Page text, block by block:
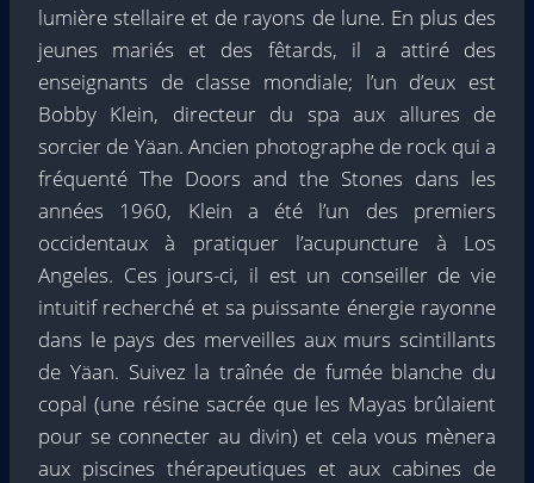
lumière stellaire et de rayons de lune. En plus des
jeunes mariés et des fêtards, il a attiré des
enseignants de classe mondiale; l’un d’eux est
Bobby Klein, directeur du spa aux allures de
sorcier de Yäan. Ancien photographe de rock qui a
fréquenté The Doors and the Stones dans les
années 1960, Klein a été l’un des premiers
occidentaux à pratiquer l’acupuncture à Los
Angeles. Ces jours-ci, il est un conseiller de vie
intuitif recherché et sa puissante énergie rayonne
dans le pays des merveilles aux murs scintillants
de Yäan. Suivez la traînée de fumée blanche du
copal (une résine sacrée que les Mayas brûlaient
pour se connecter au divin) et cela vous mènera
aux piscines thérapeutiques et aux cabines de